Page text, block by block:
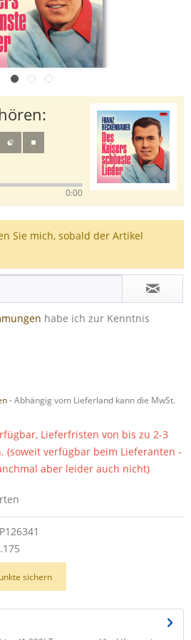
0:00
Sie mich, sobald der Artikel
habe ich zur Kenntnis
- Abhängig vom Lieferland kann die MwSt.
Lieferfristen von bis zu 2-3
(soweit verfügbar beim Lieferanten -
aber leider auch nicht)
sichern